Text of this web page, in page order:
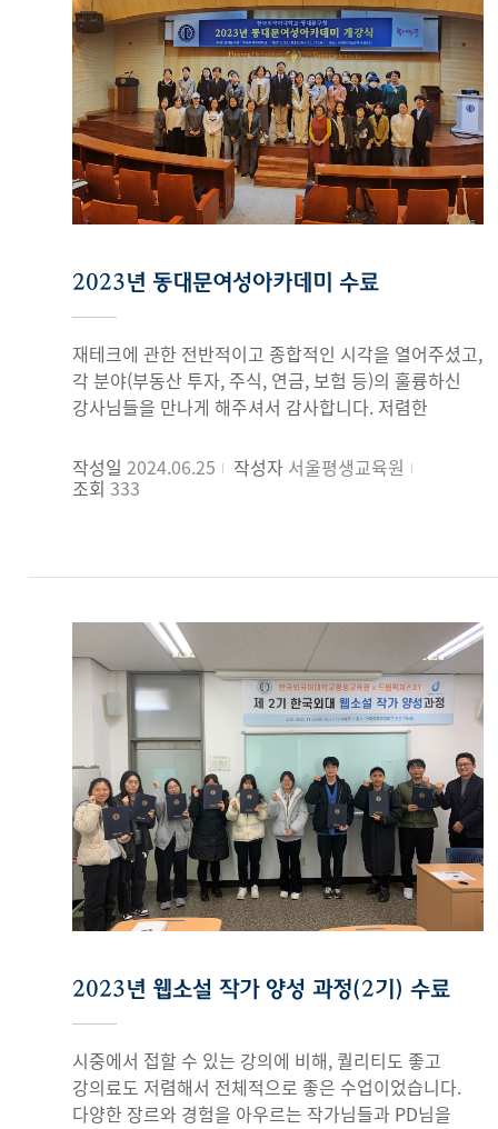
2023년 동대문여성아카데미 수료
재테크에 관한 전반적이고 종합적인 시각을 열어주셨고,
각 분야(부동산 투자, 주식, 연금, 보험 등)의 훌륭하신
강사님들을 만나게 해주셔서 감사합니다. 저렴한
되어서 돈을 번 기분이 듭니다. 앞으로 한국외대에서
지자체와 협력하여 이런 과정들을 많이 열어주셨으면
작성일 2024.06.25 작성자 서울평생교육원
조회 333
2023년 웹소설 작가 양성 과정(2기) 수료
시중에서 접할 수 있는 강의에 비해, 퀄리티도 좋고
강의료도 저렴해서 전체적으로 좋은 수업이었습니다.
다양한 장르와 경험을 아우르는 작가님들과 PD님을